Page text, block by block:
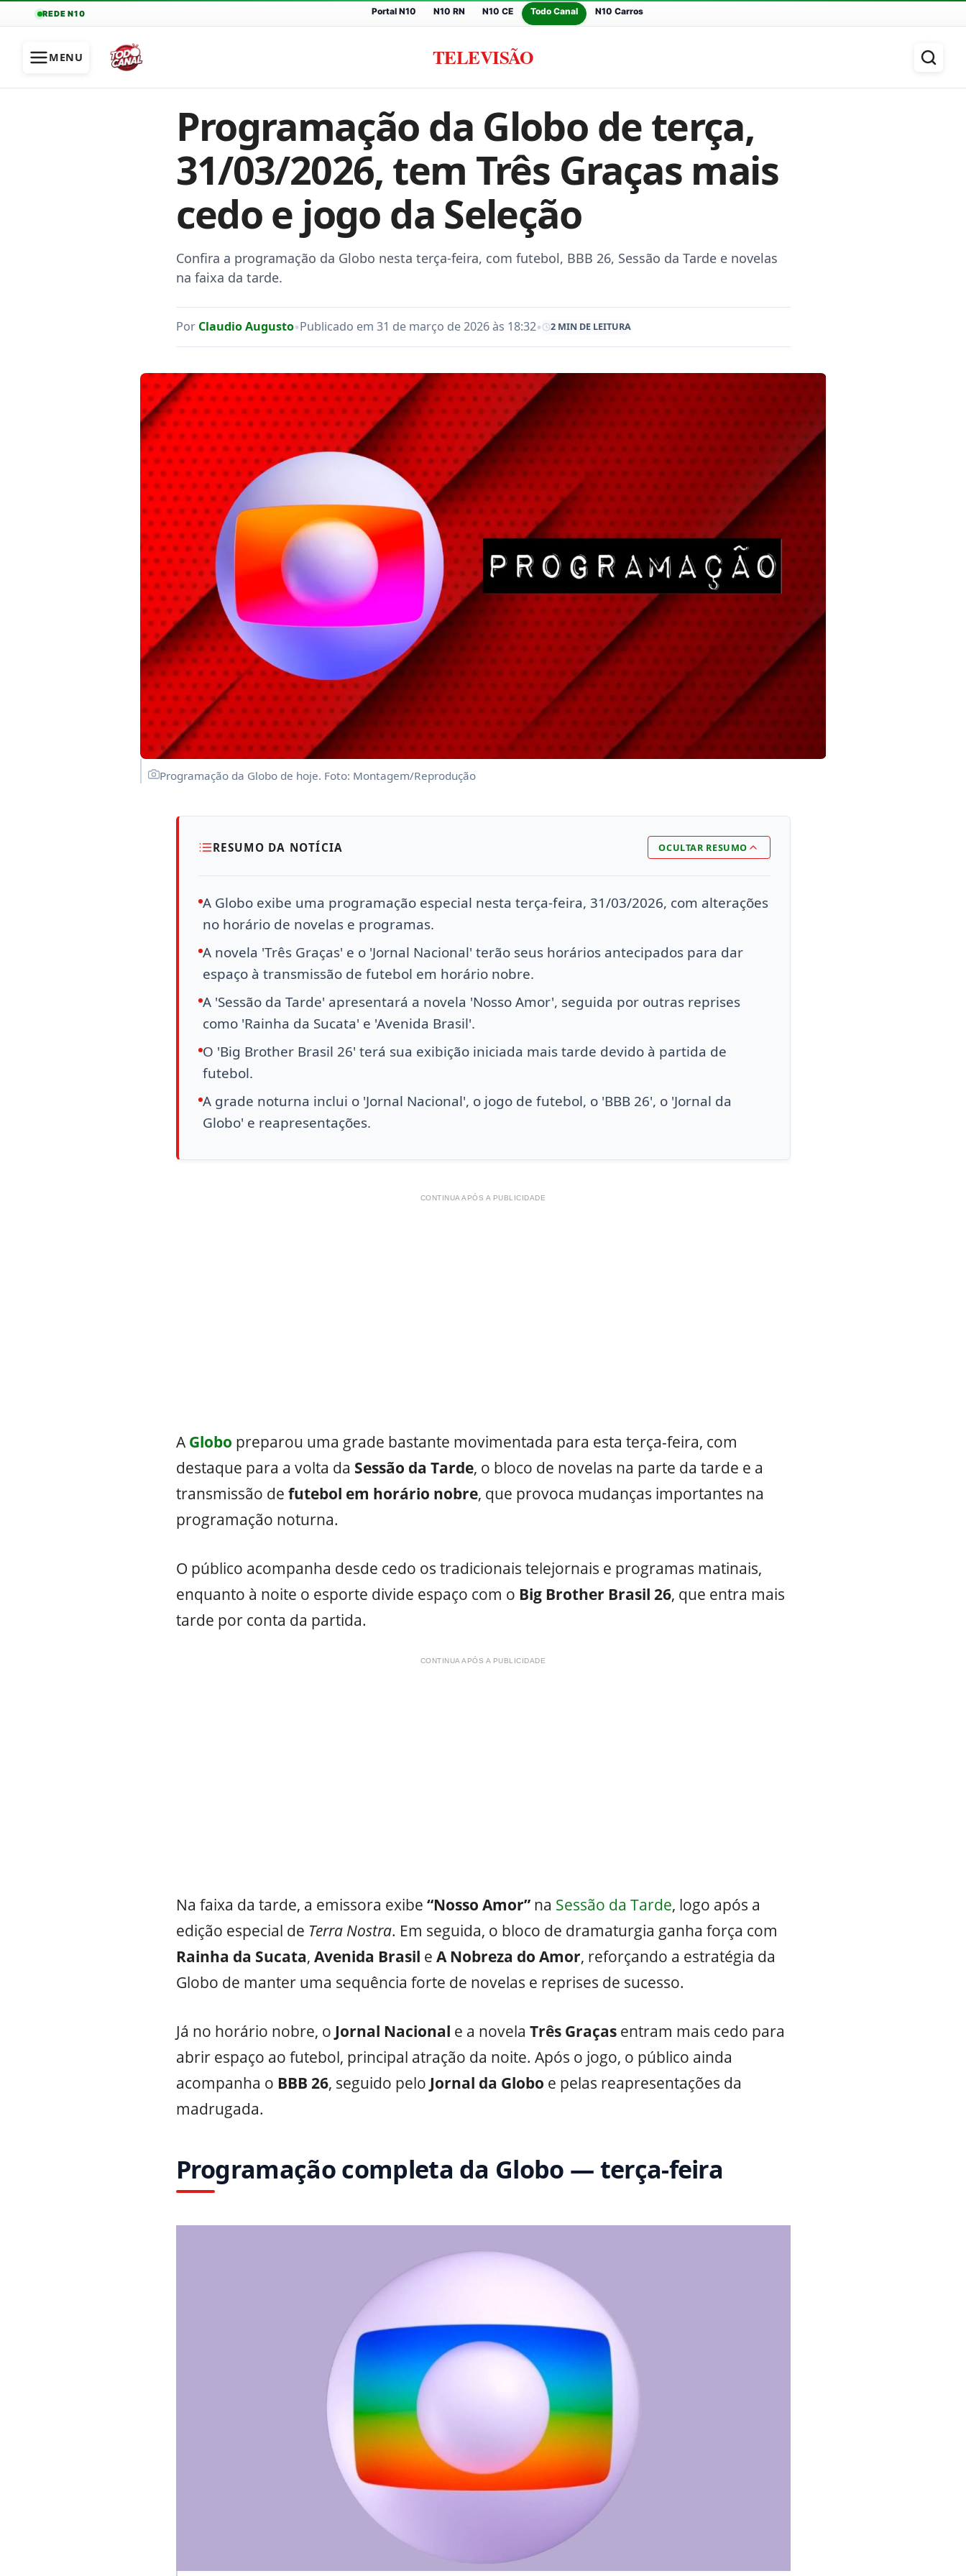
REDE N10 Portal N10 N10 RN N10 CE Todo Canal N10 Carros
MENU TELEVISÃO
Programação da Globo de terça,
31/03/2026, tem Três Graças mais
cedo e jogo da Seleção
Confira a programação da Globo nesta terça-feira, com futebol, BBB 26, Sessão da Tarde e novelas
na faixa da tarde.
Por Claudio Augusto•Publicado em 31 de março de 2026 às 18:32• 2 MIN DE LEITURA
Programação da Globo de hoje. Foto: Montagem/Reprodução
RESUMO DA NOTÍCIA OCULTAR RESUMO
A Globo exibe uma programação especial nesta terça-feira, 31/03/2026, com alterações
no horário de novelas e programas.
A novela 'Três Graças' e o 'Jornal Nacional' terão seus horários antecipados para dar
espaço à transmissão de futebol em horário nobre.
A 'Sessão da Tarde' apresentará a novela 'Nosso Amor', seguida por outras reprises
como 'Rainha da Sucata' e 'Avenida Brasil'.
O 'Big Brother Brasil 26' terá sua exibição iniciada mais tarde devido à partida de
futebol.
A grade noturna inclui o 'Jornal Nacional', o jogo de futebol, o 'BBB 26', o 'Jornal da
Globo' e reapresentações.
CONTINUA APÓS A PUBLICIDADE
AGlobo preparou uma grade bastante movimentada para esta terça-feira, com
destaque para a volta da Sessão da Tarde, o bloco de novelas na parte da tarde e a
transmissão de futebol em horário nobre, que provoca mudanças importantes na
programação noturna.
O público acompanha desde cedo os tradicionais telejornais e programas matinais,
enquanto à noite o esporte divide espaço com o Big Brother Brasil 26, que entra mais
tarde por conta da partida.
CONTINUA APÓS A PUBLICIDADE
Na faixa da tarde, a emissora exibe “Nosso Amor”na Sessão da Tarde, logo após a
edição especial de Terra Nostra. Em seguida, o bloco de dramaturgia ganha força com
Rainha da Sucata, Avenida Brasil e A Nobreza do Amor, reforçando a estratégia da
Globo de manter uma sequência forte de novelas e reprises de sucesso.
Já no horário nobre, o Jornal Nacional e a novela Três Graçasentram mais cedo para
abrir espaço ao futebol, principal atração da noite. Após o jogo, o público ainda
acompanha o BBB 26, seguido pelo Jornal da Globo e pelas reapresentações da
madrugada.
Programação completa da Globo — terça-feira